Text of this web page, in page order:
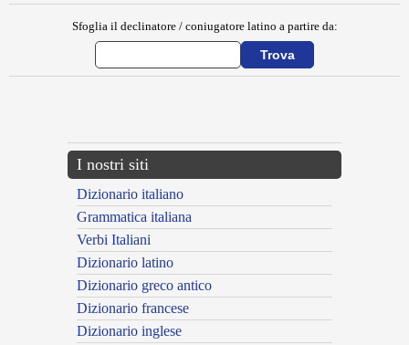
Sfoglia il declinatore / coniugatore latino a partire da:
I nostri siti
Dizionario italiano
Grammatica italiana
Verbi Italiani
Dizionario latino
Dizionario greco antico
Dizionario francese
Dizionario inglese